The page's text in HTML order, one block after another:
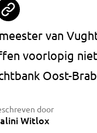
van
voorlopig
Oost-
door
Witlox